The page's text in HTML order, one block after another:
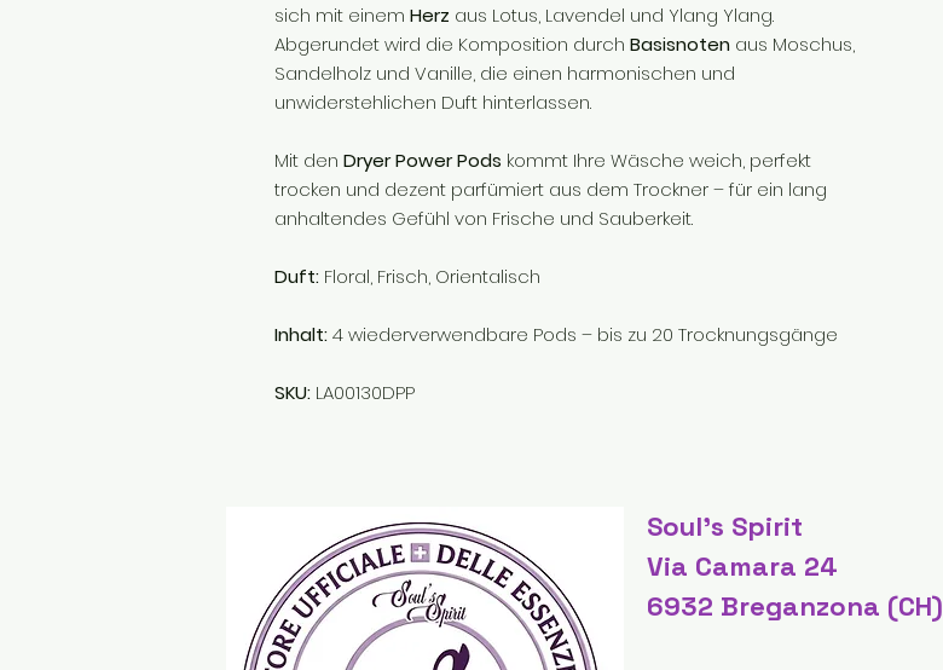
sich mit einem Herz aus Lotus, Lavendel und Ylang Ylang.
Abgerundet wird die Komposition durch Basisnoten aus Moschus,
Sandelholz und Vanille, die einen harmonischen und
unwiderstehlichen Duft hinterlassen.
Mit den Dryer Power Pods kommt Ihre Wäsche weich, perfekt
trocken und dezent parfümiert aus dem Trockner – für ein lang
anhaltendes Gefühl von Frische und Sauberkeit.
Duft: Floral, Frisch, Orientalisch
Inhalt:4 wiederverwendbare Pods – bis zu 20 Trocknungsgänge
SKU: LA00130DPP
Soul's Spirit
Via Camara 24
6932 Breganzona (CH)